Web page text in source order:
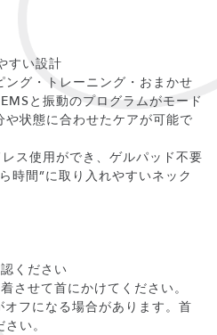
すい設計
ング・トレーニング・おまかせ
と振動のプログラムがモード
状態に合わせたケアが可能で
ス使用ができ、ゲルパッド不要
時間”に取り入れやすいネック
ください
させて首にかけてください。
オフになる場合があります。首
い。